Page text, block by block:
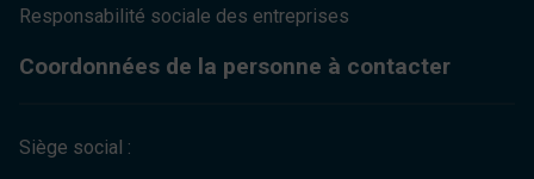
Responsabilité sociale des entreprises
Coordonnées de la personne à contacter
Siège social :